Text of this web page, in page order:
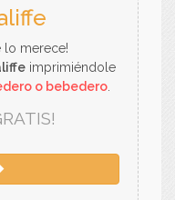
lo merece!
imprimiéndole
o bebedero.